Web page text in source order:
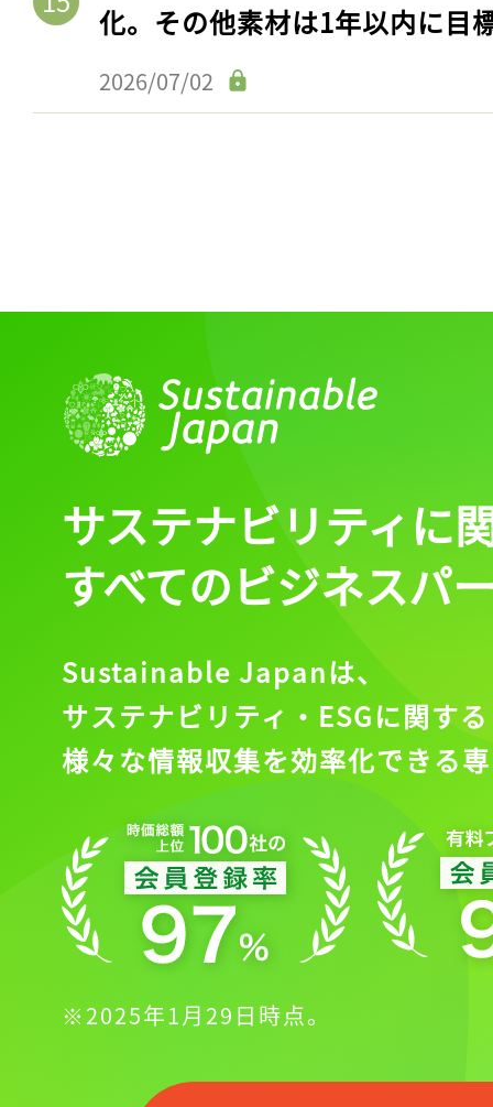
化。その他素材は1年以内に目
2026/07/02
サステナビリティに
すべてのビジネスパ
Sustainable Japanは、
サステナビリティ・ESGに関する
様々な情報収集を効率化できる
※2025年1月29日時点。